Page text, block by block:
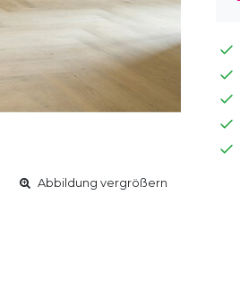
Abbildung vergrößern